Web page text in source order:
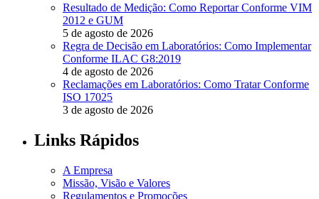
Resultado de Medição: Como Reportar Conforme VIM
2012 e GUM
5 de agosto de 2026
Regra de Decisão em Laboratórios: Como Implementar
Conforme ILAC G8:2019
4 de agosto de 2026
Reclamações em Laboratórios: Como Tratar Conforme
ISO 17025
3 de agosto de 2026
Links Rápidos
A Empresa
Missão, Visão e Valores
Regulamentos e Promoções